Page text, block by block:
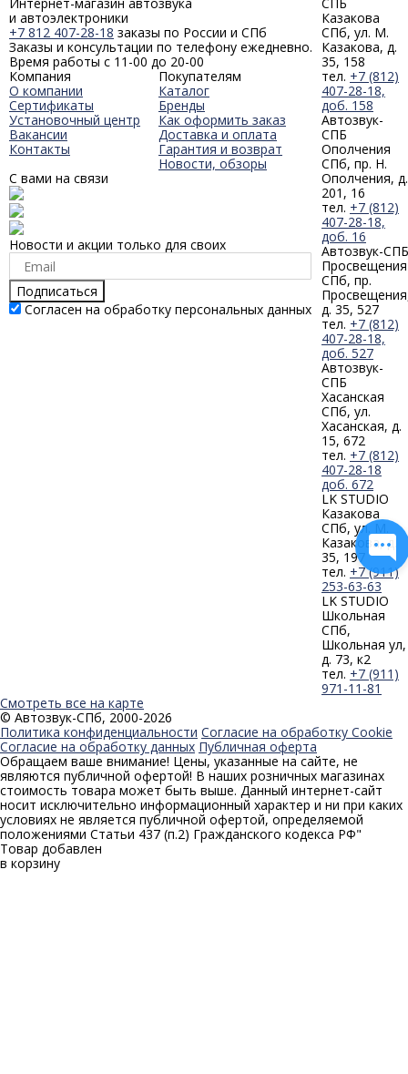
и автоэлектроники
+7 812 407-28-18 заказы по России и СПб
Заказы и консультации по телефону ежедневно.
Время работы с 11-00 до 20-00
Компания
О компании
Сертификаты
Установочный центр
Вакансии
Контакты
Покупателям
Каталог
Бренды
Как оформить заказ
Доставка и оплата
Гарантия и возврат
Новости, обзоры
С вами на связи
Новости и акции только для своих
Подписаться
Согласен на обработку персональных данных
Казакова
СПб, ул. М.
Казакова, д.
35, 158
тел. +7 (812)
407-28-18,
доб. 158
Автозвук-
СПБ
Ополчения
СПб, пр. Н.
Ополчения, д.
201, 16
тел. +7 (812)
407-28-18,
доб. 16
Автозвук-СПБ
Просвещения
СПб, пр.
д. 35, 527
тел. +7 (812)
407-28-18,
доб. 527
Автозвук-
СПБ
Хасанская
СПб, ул.
Хасанская, д.
15, 672
тел. +7 (812)
407-28-18
доб. 672
LK STUDIO
Казакова
СПб, ул. М.
Казакова, д.
35, 197
тел. +7 (911)
253-63-63
LK STUDIO
Школьная
СПб,
Школьная ул,
д. 73, к2
тел. +7 (911)
971-11-81
Смотреть все на карте
© Автозвук-СПб, 2000-2026
Политика конфиденциальности Согласие на обработку Cookie
Согласие на обработку данных Публичная оферта
Обращаем ваше внимание! Цены, указанные на сайте, не
являются публичной офертой! В наших розничных магазинах
стоимость товара может быть выше. Данный интернет-сайт
носит исключительно информационный характер и ни при каких
условиях не является публичной офертой, определяемой
положениями Статьи 437 (п.2) Гражданского кодекса РФ"
Товар добавлен
в корзину